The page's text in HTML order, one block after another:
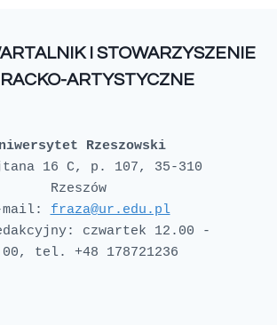
I STOWARZYSZENIE
ARTYSTYCZNE
Rzeszowski
16 C, p. 107, 35-310
Rzeszów
mail: fraza@ur.edu.pl
czwartek 12.00 -